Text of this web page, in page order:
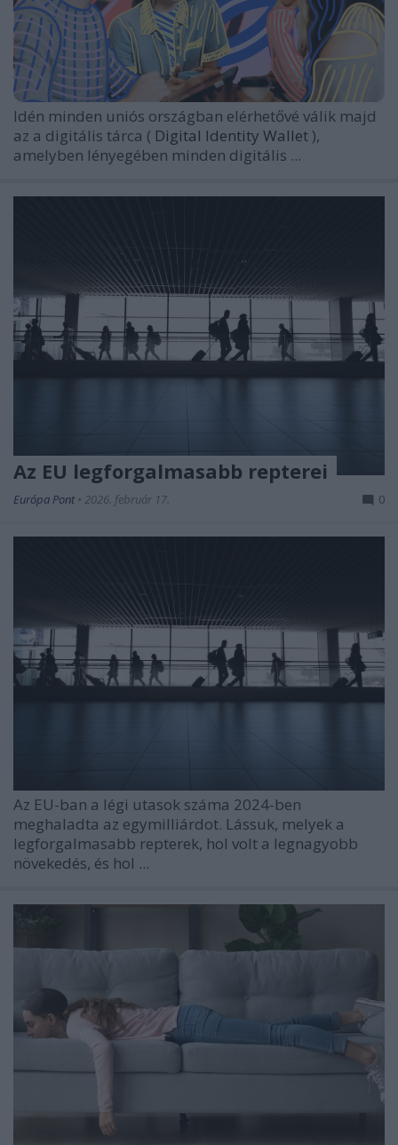
Idén minden uniós országban elérhetővé válik majd
az a digitális tárca ( Digital Identity Wallet ),
amelyben lényegében minden digitális ...
Az EU legforgalmasabb repterei
Európa Pont • 2026. február 17. 0
Az EU-ban a légi utasok száma 2024-ben
meghaladta az egymilliárdot. Lássuk, melyek a
legforgalmasabb repterek, hol volt a legnagyobb
növekedés, és hol ...